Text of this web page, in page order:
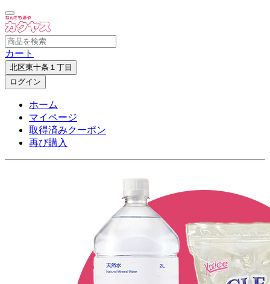
カート
北区東十条１丁目
ログイン
ホーム
マイページ
取得済みクーポン
再び購入